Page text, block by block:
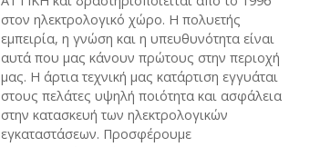
στον ηλεκτρολογικό χώρο. Η πολυετής
εμπειρία, η γνώση και η υπευθυνότητα είναι
αυτά που μας κάνουν πρώτους στην περιοχή
μας. Η άρτια τεχνική μας κατάρτιση εγγυάται
στους πελάτες υψηλή ποιότητα και ασφάλεια
στην κατασκευή των ηλεκτρολογικών
εγκαταστάσεων. Προσφέρουμε